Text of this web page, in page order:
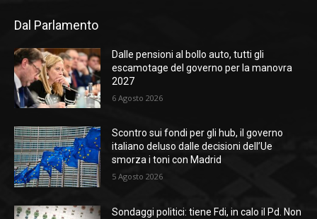
Dal Parlamento
Dalle pensioni al bollo auto, tutti gli
escamotage del governo per la manovra
2027
6 Agosto 2026
Scontro sui fondi per gli hub, il governo
italiano deluso dalle decisioni dell’Ue
smorza i toni con Madrid
5 Agosto 2026
Sondaggi politici: tiene Fdi, in calo il Pd. Non